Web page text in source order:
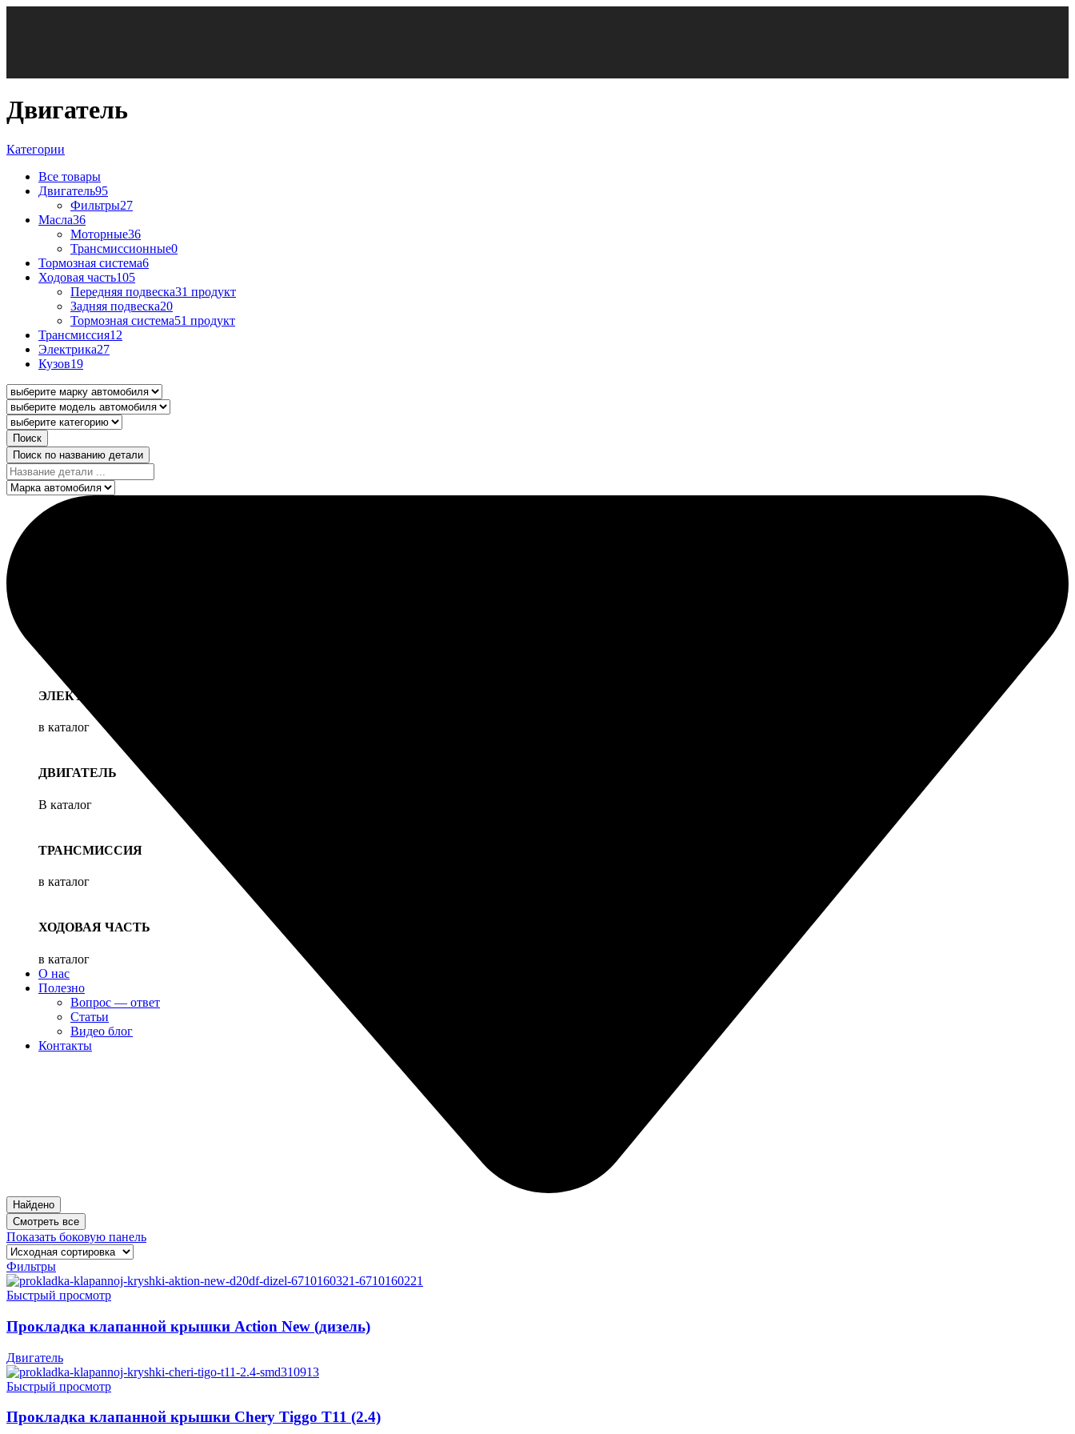
в каталог
ЭЛЕКТРИКА
в каталог
ДВИГАТЕЛЬ
В каталог
ТРАНСМИССИЯ
в каталог
ХОДОВАЯ ЧАСТЬ
в каталог
О нас
Полезно
Вопрос — ответ
Статьи
Видео блог
Контакты
Двигатель
Категории
Все товары
Двигатель95
Фильтры27
Масла36
Моторные36
Трансмиссионные0
Тормозная система6
Ходовая часть105
Передняя подвеска31 продукт
Задняя подвеска20
Тормозная система51 продукт
Трансмиссия12
Электрика27
Кузов19
Поиск
Поиск по названию детали
Найдено
Смотреть все
Показать боковую панель
Фильтры
Быстрый просмотр
Прокладка клапанной крышки Action New (дизель)
Двигатель
Быстрый просмотр
Прокладка клапанной крышки Chery Tiggo T11 (2.4)